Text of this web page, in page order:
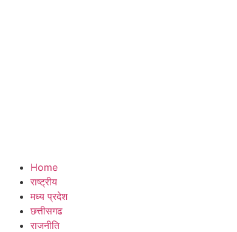
Home
राष्ट्रीय
मध्य प्रदेश
छत्तीसगढ
राजनीति